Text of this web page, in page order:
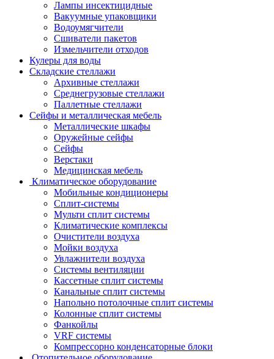
Лампы инсектицидные
Вакуумные упаковщики
Водоумягчители
Сшиватели пакетов
Измельчители отходов
Кулеры для воды
Складские стеллажи
Архивные стеллажи
Среднегрузовые стеллажи
Паллетные стеллажи
Сейфы и металлическая мебель
Металлические шкафы
Оружейные сейфы
Сейфы
Верстаки
Медицинская мебель
Климатическое оборудование
Мобильные кондиционеры
Сплит-системы
Мульти сплит системы
Климатические комплексы
Очистители воздуха
Мойки воздуха
Увлажнители воздуха
Системы вентиляции
Кассетные сплит системы
Канальные сплит системы
Напольно потолочные сплит системы
Колонные сплит системы
Фанкойлы
VRF системы
Компрессорно конденсаторные блоки